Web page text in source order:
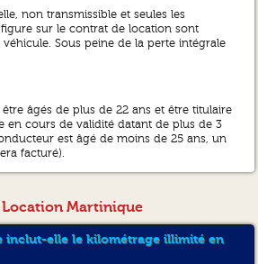
non transmissible et seules les
sur le contrat de location sont
Sous peine de la perte intégrale
âgés de plus de 22 ans et être titulaire
en cours de validité datant de plus de 3
est âgé de moins de 25 ans, un
facturé).
original est obligatoire lors de la prise du
Location Martinique
inclut-elle le kilométrage illimité en